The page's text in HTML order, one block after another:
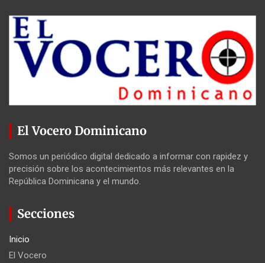
El Vocero Dominicano
Somos un periódico digital dedicado a informar con rapidez y
precisión sobre los acontecimientos más relevantes en la
República Dominicana y el mundo.
Secciones
Inicio
El Vocero